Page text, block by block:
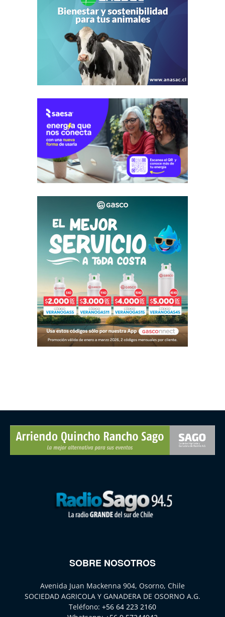
SOBRE NOSOTROS
Avenida Juan Mackenna 904, Osorno, Chile
SOCIEDAD AGRICOLA Y GANADERA DE OSORNO A.G.
Teléfono: +56 64 223 2160